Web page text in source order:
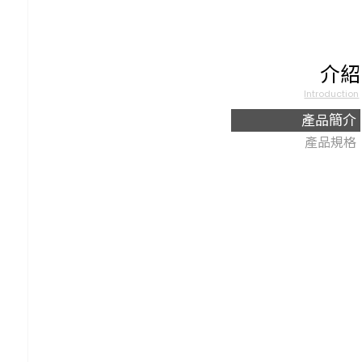
介紹
Introduction
產品簡介
產品規格